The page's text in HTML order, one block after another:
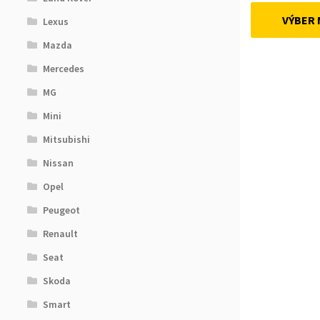
Lexus
Mazda
Mercedes
MG
Mini
Mitsubishi
Nissan
Opel
Peugeot
Renault
Seat
Skoda
Smart
VÝBER